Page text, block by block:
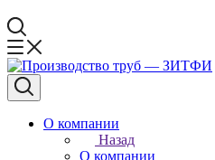
О компании
Назад
О компании